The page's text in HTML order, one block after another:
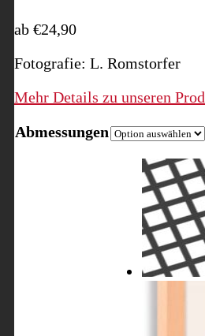
ab €24,90
Fotografie: L. Romstorfer
Mehr Details zu unseren
Abmessungen